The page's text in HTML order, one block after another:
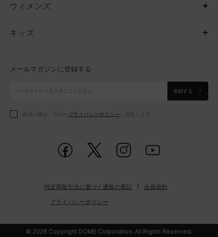
ウィメンズ
キッズ
アクセサリー
トップス
ボトムス
アクセサリー
ウィメンズ
トップス
シューズ
アクセサリー
キッズ
シューズ
メールマガジンに登録する
登録する
購読の際は、当社の プライバシーポリシー に同意します。
特定商取引法に基づく通販の表記 会員規約
プライバシーポリシー
© 2026 Copyright DOME Corporation. All Rights Reserved.